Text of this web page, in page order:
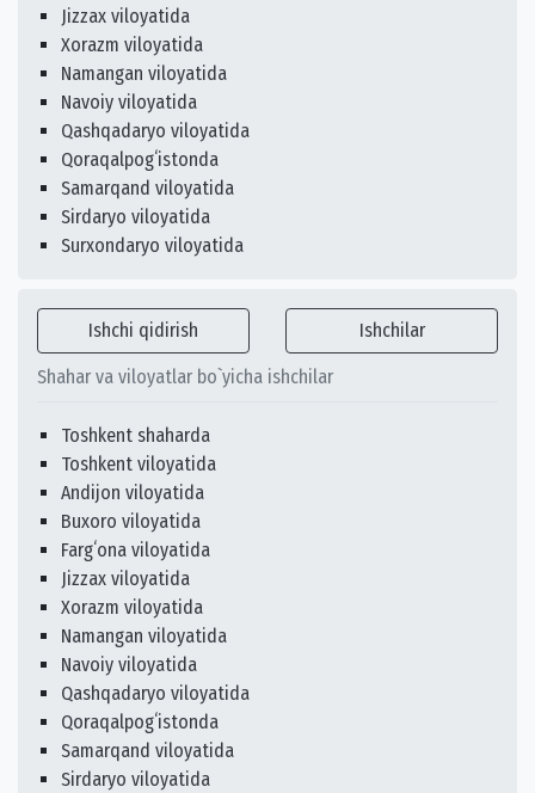
Jizzax viloyatida
Xorazm viloyatida
Namangan viloyatida
Navoiy viloyatida
Qashqadaryo viloyatida
Qoraqalpogʻistonda
Samarqand viloyatida
Sirdaryo viloyatida
Surxondaryo viloyatida
Ishchi qidirish Ishchilar
Shahar va viloyatlar bo`yicha ishchilar
Toshkent shaharda
Toshkent viloyatida
Andijon viloyatida
Buxoro viloyatida
Fargʻona viloyatida
Jizzax viloyatida
Xorazm viloyatida
Namangan viloyatida
Navoiy viloyatida
Qashqadaryo viloyatida
Qoraqalpogʻistonda
Samarqand viloyatida
Sirdaryo viloyatida